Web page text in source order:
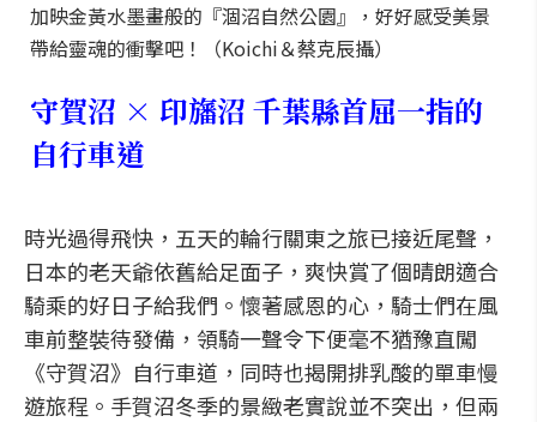
加映金黃水墨畫般的『涸沼自然公園』，好好感受美景
帶給靈魂的衝擊吧！（Koichi＆蔡克辰攝）
守賀沼 × 印旛沼 千葉縣首屈一指的
自行車道
時光過得飛快，五天的輪行關東之旅已接近尾聲，
日本的老天爺依舊給足面子，爽快賞了個晴朗適合
騎乘的好日子給我們。懷著感恩的心，騎士們在風
車前整裝待發備，領騎一聲令下便毫不猶豫直闖
《守賀沼》自行車道，同時也揭開排乳酸的單車慢
遊旅程。手賀沼冬季的景緻老實說並不突出，但兩